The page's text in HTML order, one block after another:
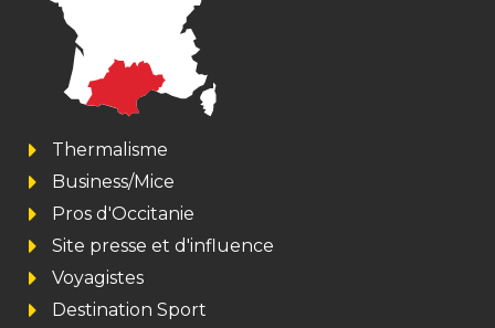
Thermalisme
Business/Mice
Pros d'Occitanie
Site presse et d'influence
Voyagistes
Destination Sport